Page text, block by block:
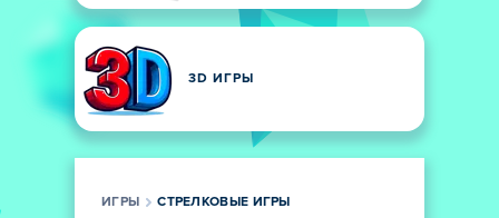
3D ИГРЫ
ИГРЫ СТРЕЛКОВЫЕ ИГРЫ